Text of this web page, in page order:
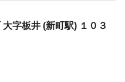
字板井 (新町駅) １０３